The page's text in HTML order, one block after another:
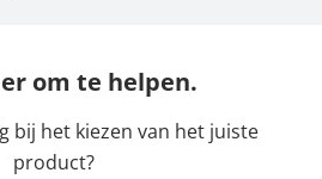
om te helpen.
bij het kiezen van het juiste
product?